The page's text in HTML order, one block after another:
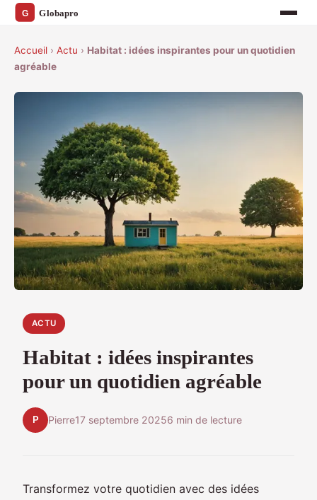
Accueil › Actu › Habitat : idées inspirantes pour un quotidien
agréable
ACTU
Habitat : idées inspirantes
pour un quotidien agréable
P Pierre17 septembre 20256 min de lecture
Transformez votre quotidien avec des idées